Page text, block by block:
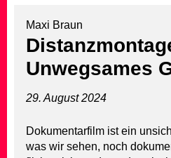
Maxi Braun
Unwegsames
29. August 2024
Dokumentarfilm ist ein
was wir sehen, noch